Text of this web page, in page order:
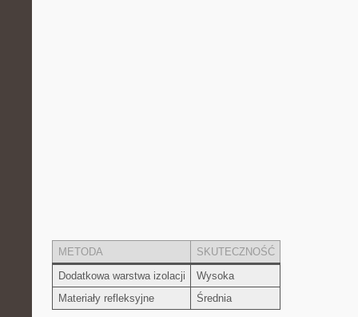
METODA
SKUTECZNOŚĆ
Dodatkowa​ warstwa izolacji
Wysoka
Materiały refleksyjne
Średnia